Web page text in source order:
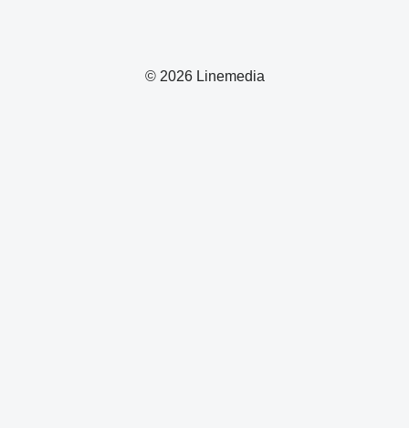
© 2026 Linemedia